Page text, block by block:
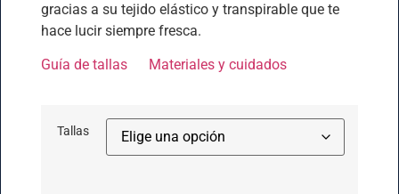
gracias a su tejido elástico y transpirable que te
hace lucir siempre fresca.
Guía de tallas Materiales y cuidados
Tallas